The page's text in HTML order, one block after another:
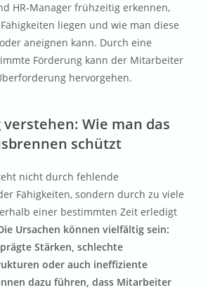
HR-Manager frühzeitig erkennen,
liegen und wie man diese
aneignen kann. Durch eine
Förderung kann der Mitarbeiter
hervorgehen.
Wie man das
schützt
nicht durch fehlende
Fähigkeiten, sondern durch zu viele
einer bestimmten Zeit erledigt
Ursachen können vielfältig sein:
Stärken, schlechte
oder auch ineffiziente
dazu führen, dass Mitarbeiter